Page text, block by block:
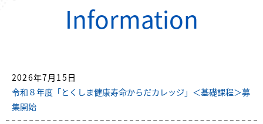
Information
2026年7月15日
令和８年度「とくしま健康寿命からだカレッジ」＜基礎課程＞募
集開始